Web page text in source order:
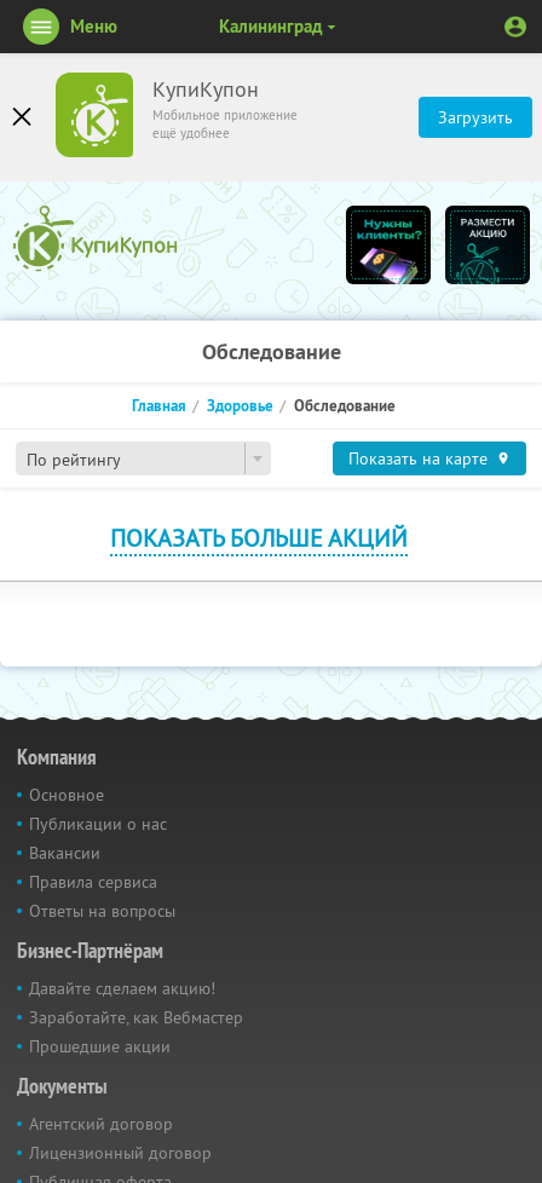
КупиКупон
Мобильное приложение
ещё удобнее
Загрузить
Меню Калининград
Обследование
По рейтингу
Главная Здоровье Обследование
Показать на карте
ПОКАЗАТЬ БОЛЬШЕ АКЦИЙ
Компания
Основное
Публикации о нас
Вакансии
Правила сервиса
Ответы на вопросы
Бизнес-Партнёрам
Давайте сделаем акцию!
Заработайте, как Вебмастер
Прошедшие акции
Документы
Агентский договор
Лицензионный договор